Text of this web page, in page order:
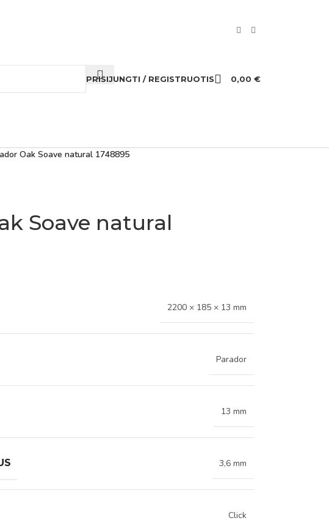
PRISIJUNGTI / REGISTRUOTIS 0,00 €
Oak Soave natural 1748895
Soave natural
2200 × 185 × 13 mm
Parador
13 mm
3,6 mm
Click